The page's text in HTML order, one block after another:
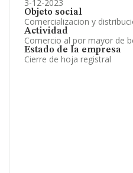
3-12-2023
Objeto social
Comercializacion y
Actividad
Comercio al por mayor de
Estado de la empresa
Cierre de hoja registral